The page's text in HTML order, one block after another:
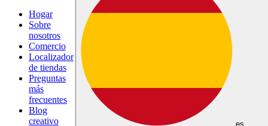
Hogar
Sobre
nosotros
Comercio
Localizador
de tiendas
Preguntas
más
frecuentes
Blog
creativo
es